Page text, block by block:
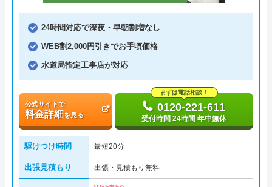
24時間対応で深夜・早朝割増なし
WEB割2,000円引きでお手頃価格
水道局指定工事店が対応
公式サイトで
料金詳細を見る
まずは電話相談！
0120-221-611
受付時間 24時間 年中無休
駆けつけ時間 最短20分
出張見積もり 出張・見積もり無料